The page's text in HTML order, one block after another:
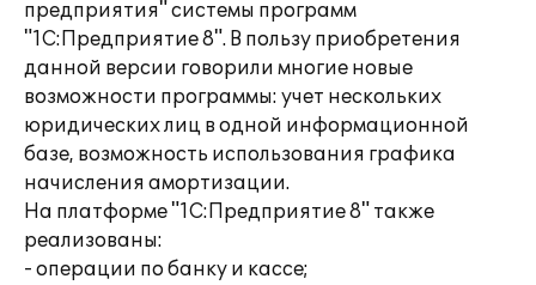
предприятия" системы программ
"1С:Предприятие 8". В пользу приобретения
данной версии говорили многие новые
возможности программы: учет нескольких
юридических лиц в одной информационной
базе, возможность использования графика
начисления амортизации.
На платформе "1С:Предприятие 8" также
реализованы:
- операции по банку и кассе;